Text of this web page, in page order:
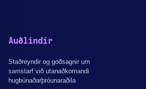
Auðlindir
Staðreyndir og goðsagnir um
samstarf við utanaðkomandi
hugbúnaðarþróunaraðila